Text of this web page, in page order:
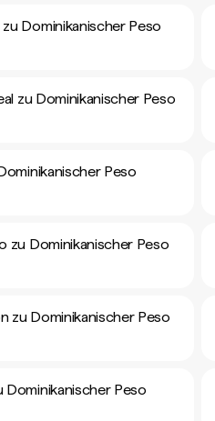
Dominikanischer Peso
zu Dominikanischer Peso
Peso
zu Dominikanischer Peso
zu Dominikanischer Peso
Dominikanischer Peso